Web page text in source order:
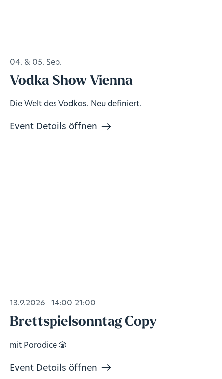
04. & 05. Sep.
Vodka Show Vienna
Die Welt des Vodkas. Neu definiert.
Event Details öffnen
13.9.2026 14:00-21:00
Brettspielsonntag Copy
mit Paradice 🎲
Event Details öffnen